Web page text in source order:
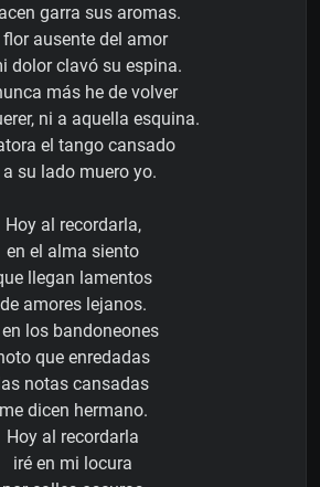
garra sus aromas.
flor ausente del amor
dolor clavó su espina.
más he de volver
ni a aquella esquina.
el tango cansado
a su lado muero yo.
Hoy al recordarla,
en el alma siento
llegan lamentos
de amores lejanos.
los bandoneones
que enredadas
notas cansadas
me dicen hermano.
Hoy al recordarla
iré en mi locura